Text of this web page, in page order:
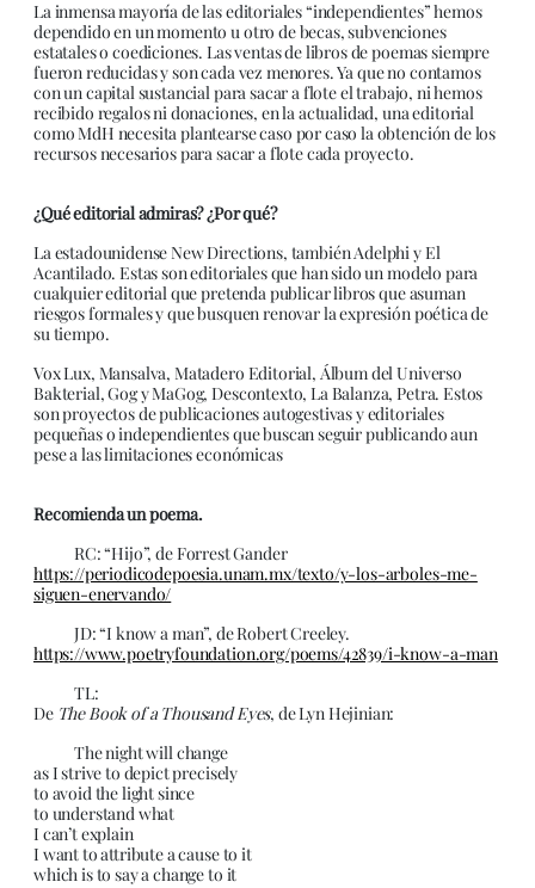
La inmensa mayoría de las editoriales “independientes” hemos
dependido en un momento u otro de becas, subvenciones
estatales o coediciones. Las ventas de libros de poemas siempre
fueron reducidas y son cada vez menores. Ya que no contamos
con un capital sustancial para sacar a flote el trabajo, ni hemos
recibido regalos ni donaciones, en la actualidad, una editorial
como MdH necesita plantearse caso por caso la obtención de los
recursos necesarios para sacar a flote cada proyecto.
¿Qué editorial admiras? ¿Por qué?
La estadounidense New Directions, también Adelphi y El
Acantilado. Estas son editoriales que han sido un modelo para
cualquier editorial que pretenda publicar libros que asuman
riesgos formales y que busquen renovar la expresión poética de
su tiempo.
Vox Lux, Mansalva, Matadero Editorial, Álbum del Universo
Bakterial, Gog y MaGog, Descontexto, La Balanza, Petra. Estos
son proyectos de publicaciones autogestivas y editoriales
pequeñas o independientes que buscan seguir publicando aun
pese a las limitaciones económicas
Recomienda un poema.
RC: “Hijo”, de Forrest Gander
https://periodicodepoesia.unam.mx/texto/y-los-arboles-me-
siguen-enervando/
JD: “I know a man”, de Robert Creeley.
https://www.poetryfoundation.org/poems/42839/i-know-a-man
TL:
De The Book of a Thousand Eyes, de Lyn Hejinian:
The night will change
as I strive to depict precisely
to avoid the light since
to understand what
I can’t explain
I want to attribute a cause to it
which is to say a change to it